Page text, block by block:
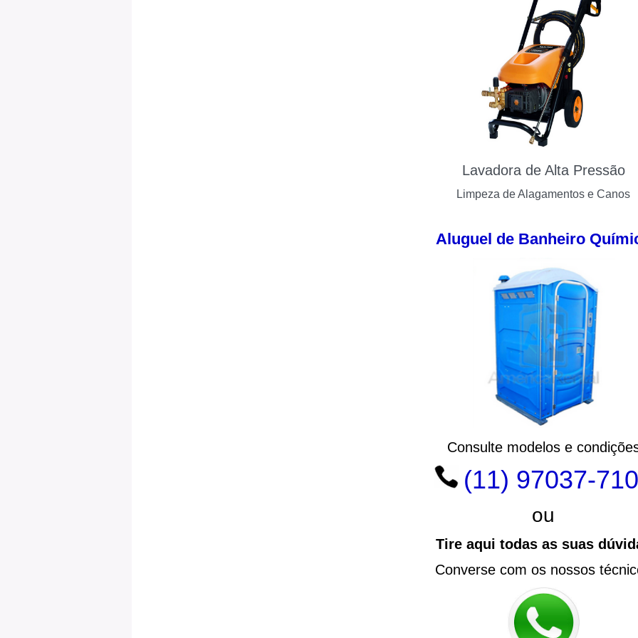
Lavadora de Alta Pressão
Limpeza de Alagamentos e Canos
Aluguel de Banheiro
Consulte modelos e
(11) 97037-
ou
Tire aqui todas as suas
Converse com os nossos